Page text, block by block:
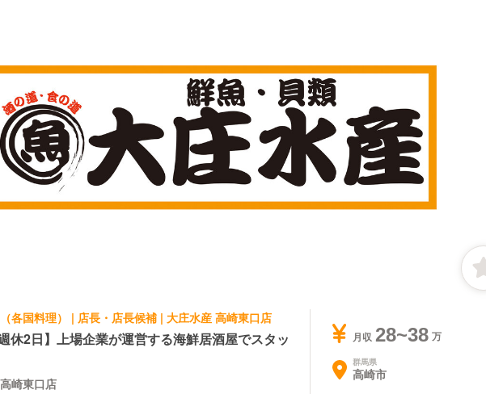
各国料理） | 店長・店長候補 | 大庄水産 高崎東口店
休2日】上場企業が運営する海鮮居酒屋でスタッ
大庄水産 高崎東口店
月収 28~38
群馬県
高崎市